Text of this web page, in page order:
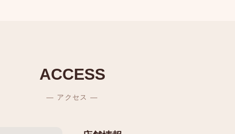
ACCESS
— アクセス —